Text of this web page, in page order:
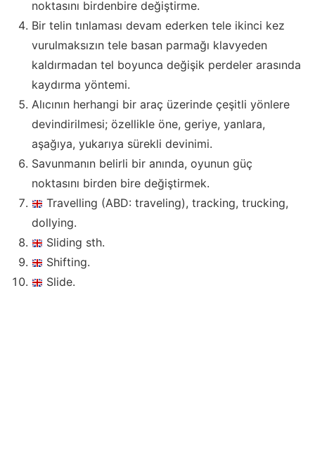
noktasını birdenbire değiştirme.
Bir telin tınlaması devam ederken tele ikinci kez
vurulmaksızın tele basan parmağı klavyeden
kaldırmadan tel boyunca değişik perdeler arasında
kaydırma yöntemi.
Alıcının herhangi bir araç üzerinde çeşitli yönlere
devindirilmesi; özellikle öne, geriye, yanlara,
aşağıya, yukarıya sürekli devinimi.
Savunmanın belirli bir anında, oyunun güç
noktasını birden bire değiştirmek.
Travelling (ABD: traveling), tracking, trucking,
dollying.
Sliding sth.
Shifting.
Slide.